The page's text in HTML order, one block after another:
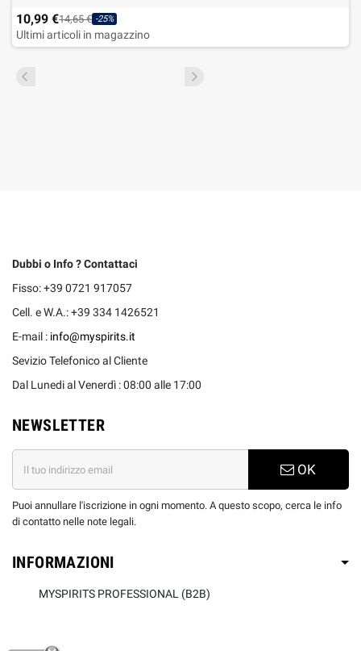
10,99 €14,65 € -25%
Ultimi articoli in magazzino
Dubbi o Info ? Contattaci
Fisso: +39 0721 917057
Cell. e W.A.: +39 334 1426521
E-mail : info@myspirits.it
Sevizio Telefonico al Cliente
Dal Lunedi al Venerdì : 08:00 alle 17:00
NEWSLETTER
OK
Puoi annullare l'iscrizione in ogni momento. A questo scopo, cerca le info
di contatto nelle note legali.
INFORMAZIONI
MYSPIRITS PROFESSIONAL (B2B)